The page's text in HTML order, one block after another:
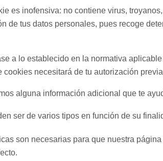
es inofensiva: no contiene virus,
de tus datos personales, pues recoge
a lo establecido en la normativa
cookies necesitará de tu autorización
alguna información adicional que te
ser de varios tipos en función de su
son necesarias para que nuestra